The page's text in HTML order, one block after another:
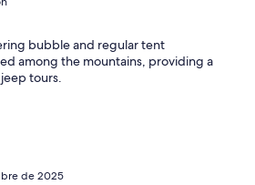
bubble and regular tent
among the mountains, providing a
tours.
de 2025